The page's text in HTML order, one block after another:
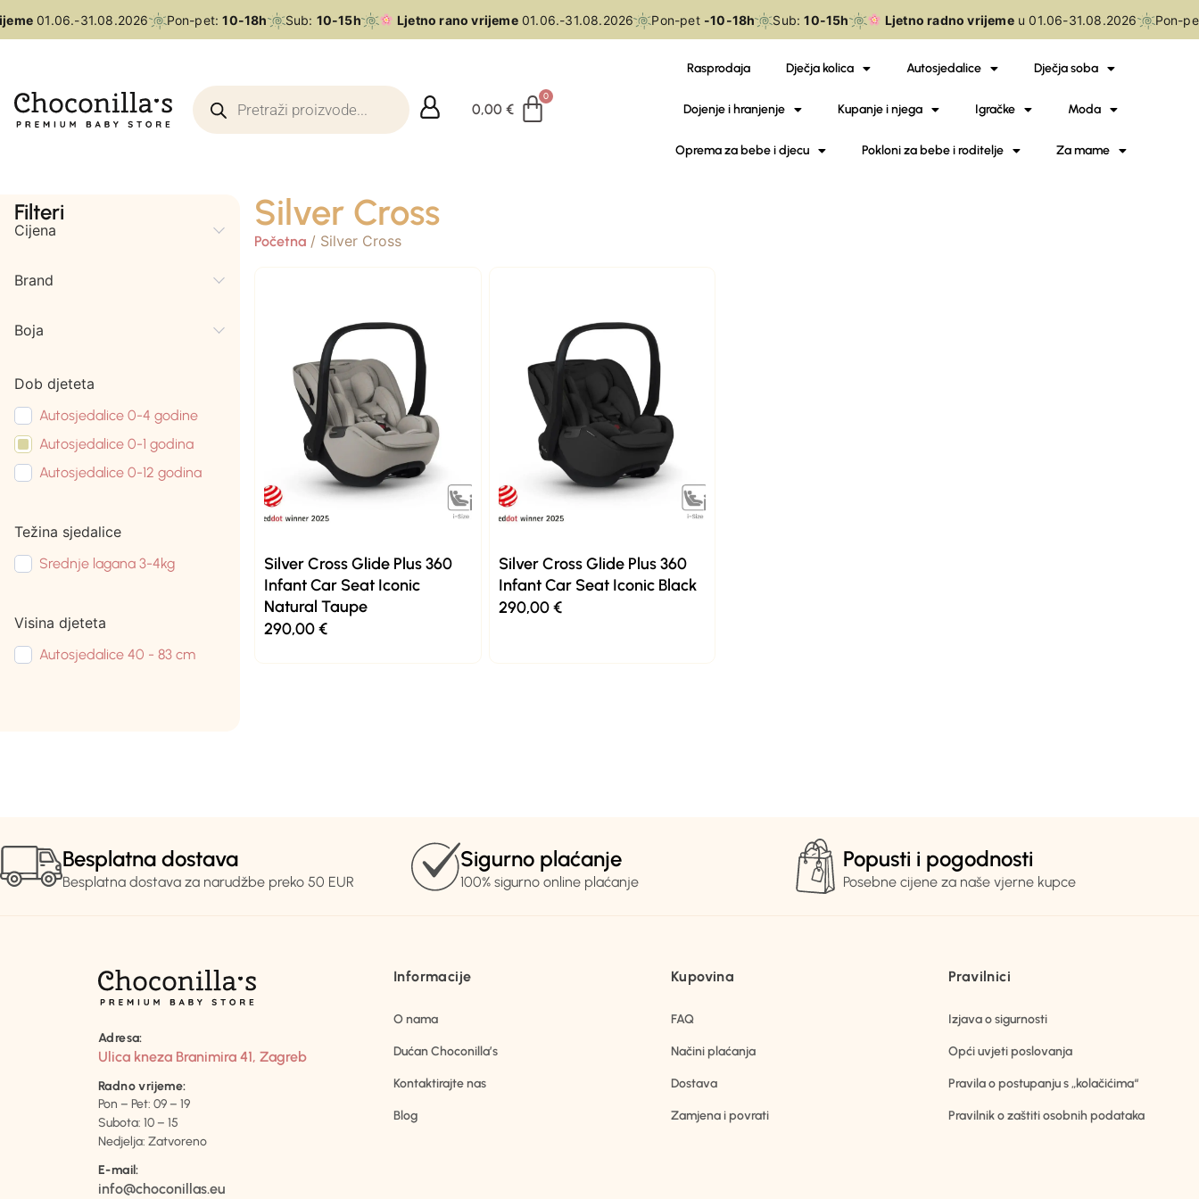
01.06.-31.08.2026 Pon-pet:10-18h Sub:10-15h Ljetno rano vrijeme01.06.-31.08.2026 Pon-pet-10-18h Sub:10-15h Ljetno radno vrijemeu 01.06-31.08.2026 Pon-
0,00€
Rasprodaja Dječja kolica Autosjedalice Dječja soba
Dojenje i hranjenje Kupanje i njega Igračke Moda
Oprema za bebe i djecu Pokloni za bebe i roditelje Za mame
Filteri
Cijena
Brand
Boja
Dob djeteta
Autosjedalice 0-4 godine
Autosjedalice 0-1 godina
Autosjedalice 0-12 godina
Težina sjedalice
Srednje lagana 3-4kg
Visina djeteta
Autosjedalice 40 - 83 cm
Silver Cross
Početna/ Silver Cross
Silver Cross Glide Plus 360
Infant Car Seat Iconic
Natural Taupe
290,00€
Silver Cross Glide Plus 360
Infant Car Seat Iconic Black
290,00€
Besplatna dostava
Besplatna dostava za narudžbe preko 50 EUR
Sigurno plaćanje
100% sigurno online plaćanje
Popusti i pogodnosti
Posebne cijene za naše vjerne kupce
Adresa:
Ulica kneza Branimira 41, Zagreb
Radno vrijeme:
Pon – Pet: 09 – 19
Subota: 10 – 15
Nedjelja: Zatvoreno
E-mail:
info@choconillas.eu
Informacije
O nama
Dućan Choconilla’s
Kontaktirajte nas
Blog
Kupovina
FAQ
Načini plaćanja
Dostava
Zamjena i povrati
Pravilnici
Izjava o sigurnosti
Opći uvjeti poslovanja
Pravila o postupanju s „kolačićima“
Pravilnik o zaštiti osobnih podataka